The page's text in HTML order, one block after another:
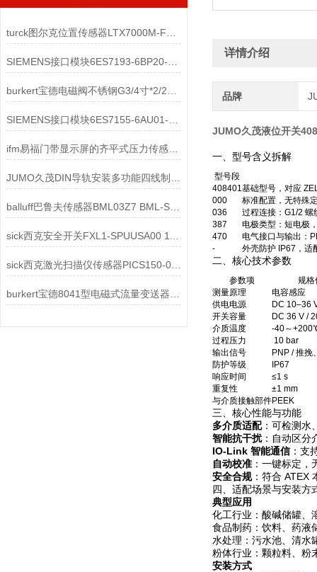
ifm易福门带显示屏的齐平式压力传感器PI1714工作原理
balluff巴鲁夫传感器BML03Z7 BML-S1H1-S6RC-M3CA-D0-KA00,3-S284应用领域
sick西克激光扫描仪传感器PICS150-01000 Core-1 1134608结构特点
详情介绍
品牌
JUMO久茂液位开关
一、型号含义拆解
型号段
408401基础型号，对应
000
标准配置，无特殊
036
过程连接：G1/2 螺
387
电极类型：短电极
470
电气接口与输出：
-
外壳防护 IP67，适
二、核心技术参数
参数项
规格
测量原理
电容感应
供电电源
DC 10–36
开关容量
DC 36 V /
介质温度
-40～
过程压力
10 bar
输出信号
PNP / 推挽
防护等级
IP67
响应时间
≤1 s
重复性
±1 mm
与介质接触部件PEEK
三、核心性能与功能
多介质适配：可检测水
智能抗干扰：自动区分
IO-Link 智能通信：支
自动校准 ：一键标定
安全合规：符合 ATEX
四、适配场景与安装方
典型应用
化工行业：酸碱储罐、
食品制药：饮料、药液
水处理：污水池、清水
粉体行业：颗粒料、粉
安装方式